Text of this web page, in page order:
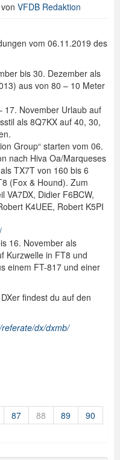
von VFDB Redaktion
vom 06.11.2019 des
bis 30. Dezember als
aus von 80 – 10 Meter
17. November Urlaub auf
als 8Q7KX auf 40, 30,
Group“ starten vom 06.
nach Hiva Oa/Marqueses
TX7T von 160 bis 6
(Fox & Hound). Zum
VA7DX, Didier F6BCW,
K4UEE, Robert K5PI
16. November als
Kurzwelle in FT8 und
einem FT-817 und einer
findest du auf den
dx/dxmb/
87 88 89
90